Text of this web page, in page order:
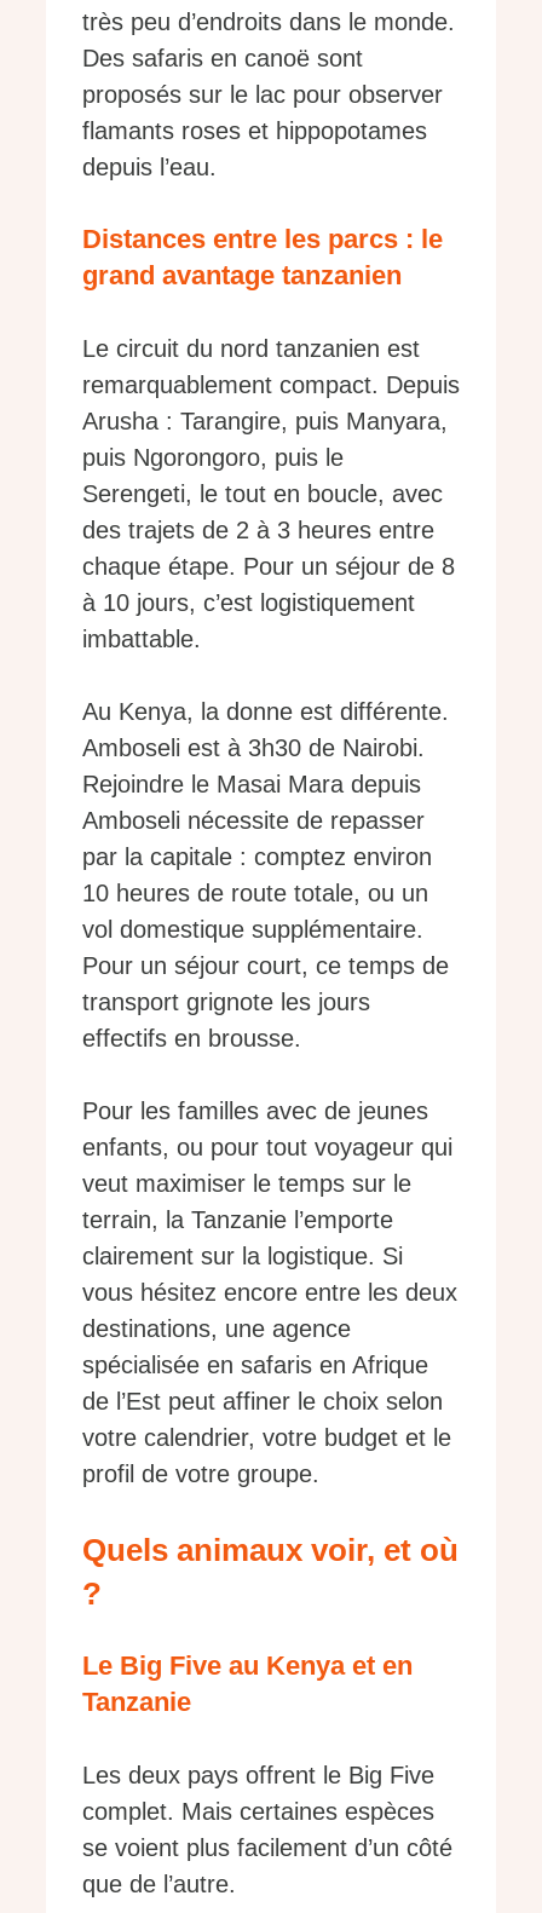
très peu d’endroits dans le monde.
Des safaris en canoë sont
proposés sur le lac pour observer
flamants roses et hippopotames
depuis l’eau.
Distances entre les parcs : le
grand avantage tanzanien
Le circuit du nord tanzanien est
remarquablement compact. Depuis
Arusha : Tarangire, puis Manyara,
puis Ngorongoro, puis le
Serengeti, le tout en boucle, avec
des trajets de 2 à 3 heures entre
chaque étape. Pour un séjour de 8
à 10 jours, c’est logistiquement
imbattable.
Au Kenya, la donne est différente.
Amboseli est à 3h30 de Nairobi.
Rejoindre le Masai Mara depuis
Amboseli nécessite de repasser
par la capitale : comptez environ
10 heures de route totale, ou un
vol domestique supplémentaire.
Pour un séjour court, ce temps de
transport grignote les jours
effectifs en brousse.
Pour les familles avec de jeunes
enfants, ou pour tout voyageur qui
veut maximiser le temps sur le
terrain, la Tanzanie l’emporte
clairement sur la logistique. Si
vous hésitez encore entre les deux
destinations, une agence
spécialisée en safaris en Afrique
de l’Est peut affiner le choix selon
votre calendrier, votre budget et le
profil de votre groupe.
Quels animaux voir, et où
?
Le Big Five au Kenya et en
Tanzanie
Les deux pays offrent le Big Five
complet. Mais certaines espèces
se voient plus facilement d’un côté
que de l’autre.